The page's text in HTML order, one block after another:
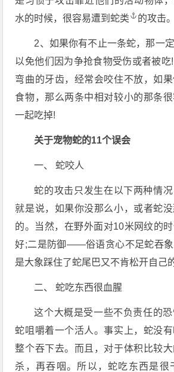
水的时候，很容易遭到 蛇类 的攻击。
2、如果你有不止一条蛇，那一
以免他们因为争抢食物受伤或者被
弯曲的牙齿，经常会咬住不放，如
食物，那么两条中相对较小的那条
一起吃掉!
关于宠物蛇的11个误会
一、 蛇咬人
蛇的攻击只发生在以下两种情
就是说，如果你没那么小，或者蛇
的。当然，在野外面对10米网纹的
好;二是防御——俗语贪心不足蛇吞
是大象踩住了蛇尾巴又不肯松开自己
二、 蛇吃东西很血腥
这个大概是受一些不负责任的
蛇咀嚼着一个活人。事实上，蛇没
整个吞下去。而且，对于体积比较
杀，再吞咽。所以，蛇吃东西是很